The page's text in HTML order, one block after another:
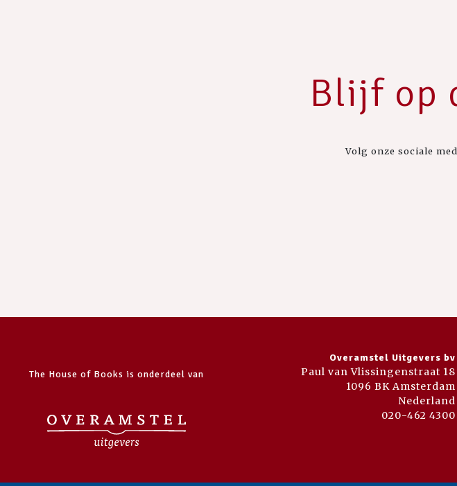
Blijf op
Volg onze sociale
The House of Books is onderdeel van
Overamstel Uitgevers bv
Paul van Vlissingenstraat 18
1096 BK Amsterdam
Nederland
020-462 4300